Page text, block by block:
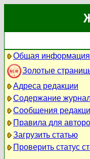
Общая информация
Золотые
Адреса редакции
Содержание
Сообщения
Правила для
Загрузить статью
Проверить статус